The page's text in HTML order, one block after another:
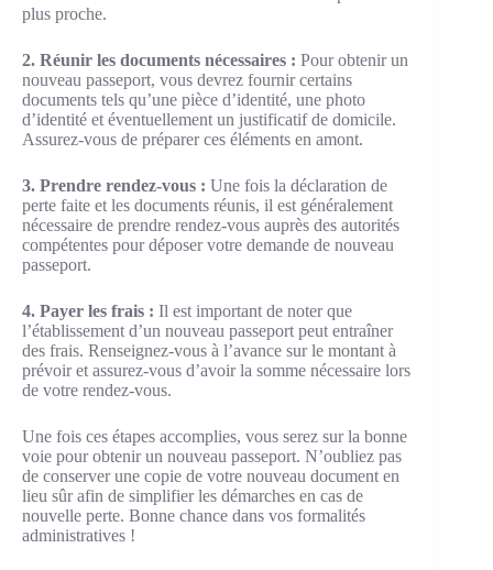
plus proche.
2. Réunir les documents nécessaires : Pour obtenir un
nouveau passeport, vous devrez fournir certains
documents tels qu’une pièce d’identité, une photo
d’identité et éventuellement un justificatif de domicile.
Assurez-vous de préparer ces éléments en amont.
3. Prendre rendez-vous : Une fois la déclaration de
perte faite et les documents réunis, il est généralement
nécessaire de prendre rendez-vous auprès des autorités
compétentes pour déposer votre demande de nouveau
passeport.
4. Payer les frais : Il est important de noter que
l’établissement d’un nouveau passeport peut entraîner
des frais. Renseignez-vous à l’avance sur le montant à
prévoir et assurez-vous d’avoir la somme nécessaire lors
de votre rendez-vous.
Une fois ces étapes accomplies, vous serez sur la bonne
voie pour obtenir un nouveau passeport. N’oubliez pas
de conserver une copie de votre nouveau document en
lieu sûr afin de simplifier les démarches en cas de
nouvelle perte. Bonne chance dans vos formalités
administratives !